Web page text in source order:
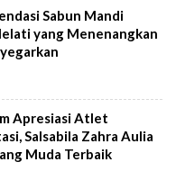
Sabun Mandi
yang Menenangkan
Apresiasi Atlet
Salsabila Zahra Aulia
Muda Terbaik